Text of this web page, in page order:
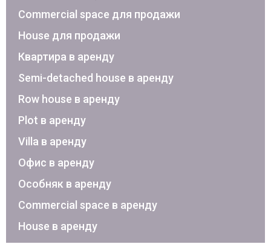
Commercial space для продажи
House для продажи
Квартира в аренду
Semi-detached house в аренду
Row house в аренду
Plot в аренду
Villa в аренду
Офис в аренду
Особняк в аренду
Commercial space в аренду
House в аренду